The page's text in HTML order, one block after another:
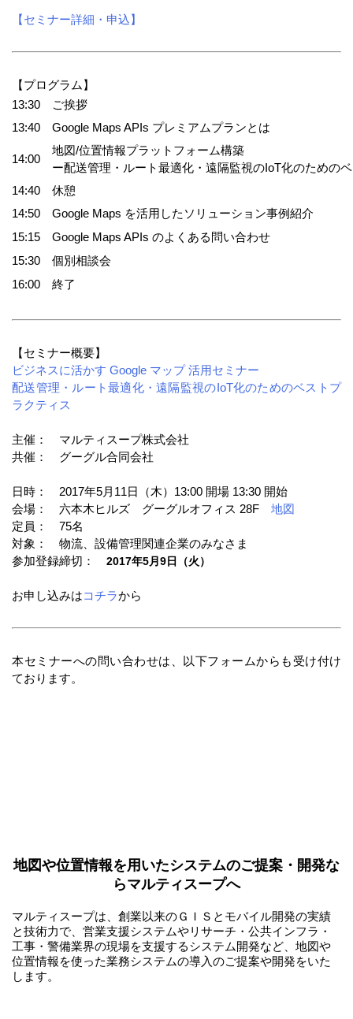
【セミナー詳細・申込】
【プログラム】
13:30
ご挨拶
13:40
Google Maps APIs プレミアムプランとは
14:00
地図/位置情報プラットフォーム構築
ー配送管理・ルート最適化・遠隔監視のIoT化のための
14:40
休憩
14:50
Google Maps を活用したソリューション事例紹介
15:15
Google Maps APIs のよくある問い合わせ
15:30
個別相談会
16:00
終了
【セミナー概要】
ビジネスに活かす Google マップ 活用セミナー
配送管理・ルート最適化・遠隔監視のIoT化のためのベストプ
ラクティス
主催： マルティスープ株式会社
共催： グーグル合同会社
日時： 2017年5月11日（木）13:00 開場 13:30 開始
会場： 六本木ヒルズ グーグルオフィス 28F 地図
定員： 75名
対象： 物流、設備管理関連企業のみなさま
参加登録締切： 2017年5月9日（火）
お申し込みはコチラから
本セミナーへの問い合わせは、以下フォームからも受け付け
ております。
地図や位置情報を用いたシステムのご提案・開発な
らマルティスープへ
マルティスープは、創業以来のＧＩＳとモバイル開発の実績
と技術力で、営業支援システムやリサーチ・公共インフラ・
工事・警備業界の現場を支援するシステム開発など、地図や
位置情報を使った業務システムの導入のご提案や開発をいた
します。